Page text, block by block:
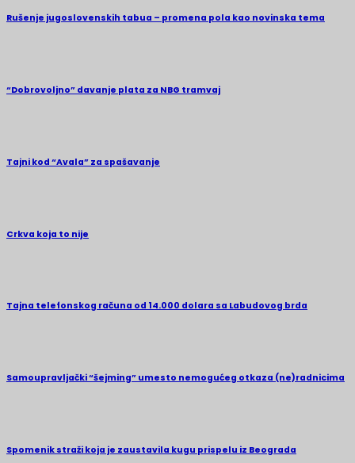
Rušenje jugoslovenskih tabua – promena pola kao novinska tema
“Dobrovoljno” davanje plata za NBG tramvaj
Tajni kod “Avala” za spašavanje
Crkva koja to nije
Tajna telefonskog računa od 14.000 dolara sa Labudovog brda
Samoupravljački “šejming” umesto nemogućeg otkaza (ne)radnicima
Spomenik straži koja je zaustavila kugu prispelu iz Beograda